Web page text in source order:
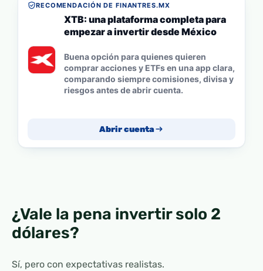
RECOMENDACIÓN DE FINANTRES.MX
XTB: una plataforma completa para
empezar a invertir desde México
Buena opción para quienes quieren
comprar acciones y ETFs en una app clara,
comparando siempre comisiones, divisa y
riesgos antes de abrir cuenta.
Abrir cuenta
¿Vale la pena invertir solo 2
dólares?
Sí, pero con expectativas realistas.